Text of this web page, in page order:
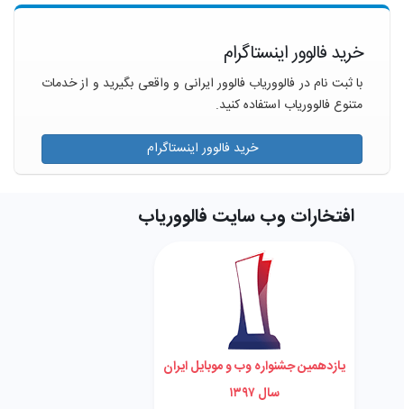
خرید فالوور اینستاگرام
با ثبت نام در فالووریاب فالوور ایرانی و واقعی بگیرید و از خدمات
متنوع فالووریاب استفاده کنید.
خرید فالوور اینستاگرام
افتخارات وب سایت فالووریاب
یازدهمین جشنواره وب و موبایل ایران
سال ۱۳۹۷